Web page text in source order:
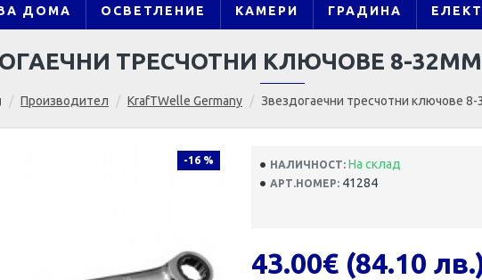
ДОМА ОСВЕТЛЕНИЕ КАМЕРИ ГРАДИНА
Производител KrafTWelle Germany Звездогаечни тресчотни ключове
ТРЕСЧОТНИ КЛЮЧОВЕ 8-32ММ
-16 % НАЛИЧНОСТ: На склад
АРТ.НОМЕР: 41284
43.00€ (84.10